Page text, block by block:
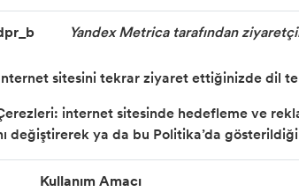
Yandex Metrica tarafından
sitesini tekrar ziyaret ettiğinizde dil
internet sitesinde hedefleme ve
değiştirerek ya da bu Politika’da
Kullanım Amacı